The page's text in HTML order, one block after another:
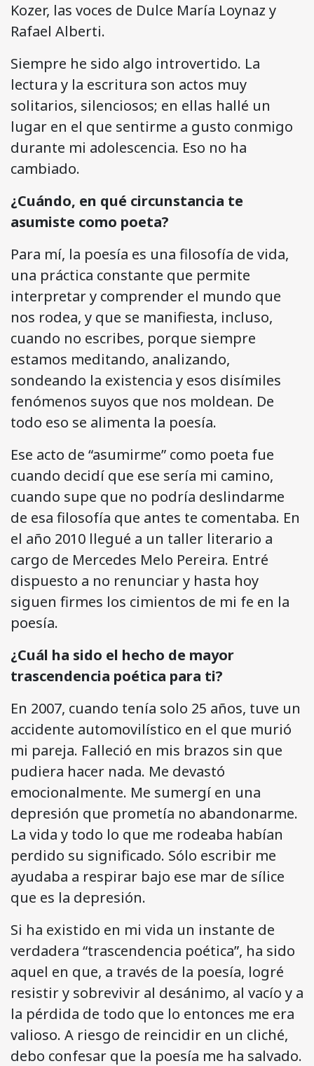
Kozer, las voces de Dulce María Loynaz y
Rafael Alberti.
Siempre he sido algo introvertido. La
lectura y la escritura son actos muy
solitarios, silenciosos; en ellas hallé un
lugar en el que sentirme a gusto conmigo
durante mi adolescencia. Eso no ha
cambiado.
¿Cuándo, en qué circunstancia te
asumiste como poeta?
Para mí, la poesía es una filosofía de vida,
una práctica constante que permite
interpretar y comprender el mundo que
nos rodea, y que se manifiesta, incluso,
cuando no escribes, porque siempre
estamos meditando, analizando,
sondeando la existencia y esos disímiles
fenómenos suyos que nos moldean. De
todo eso se alimenta la poesía.
Ese acto de “asumirme” como poeta fue
cuando decidí que ese sería mi camino,
cuando supe que no podría deslindarme
de esa filosofía que antes te comentaba. En
el año 2010 llegué a un taller literario a
cargo de Mercedes Melo Pereira. Entré
dispuesto a no renunciar y hasta hoy
siguen firmes los cimientos de mi fe en la
poesía.
¿Cuál ha sido el hecho de mayor
trascendencia poética para ti?
En 2007, cuando tenía solo 25 años, tuve un
accidente automovilístico en el que murió
mi pareja. Falleció en mis brazos sin que
pudiera hacer nada. Me devastó
emocionalmente. Me sumergí en una
depresión que prometía no abandonarme.
La vida y todo lo que me rodeaba habían
perdido su significado. Sólo escribir me
ayudaba a respirar bajo ese mar de sílice
que es la depresión.
Si ha existido en mi vida un instante de
verdadera “trascendencia poética”, ha sido
aquel en que, a través de la poesía, logré
resistir y sobrevivir al desánimo, al vacío y a
la pérdida de todo que lo entonces me era
valioso. A riesgo de reincidir en un cliché,
debo confesar que la poesía me ha salvado.